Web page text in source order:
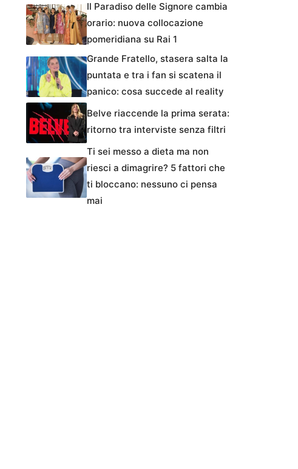
Il Paradiso delle Signore cambia
orario: nuova collocazione
pomeridiana su Rai 1
Grande Fratello, stasera salta la
puntata e tra i fan si scatena il
panico: cosa succede al reality
Belve riaccende la prima serata:
ritorno tra interviste senza filtri
Ti sei messo a dieta ma non
riesci a dimagrire? 5 fattori che
ti bloccano: nessuno ci pensa
mai